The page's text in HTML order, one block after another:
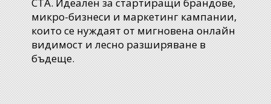
CTA. Идеален за стартиращи брандове,
микро-бизнеси и маркетинг кампании,
които се нуждаят от мигновена онлайн
видимост и лесно разширяване в
бъдеще.